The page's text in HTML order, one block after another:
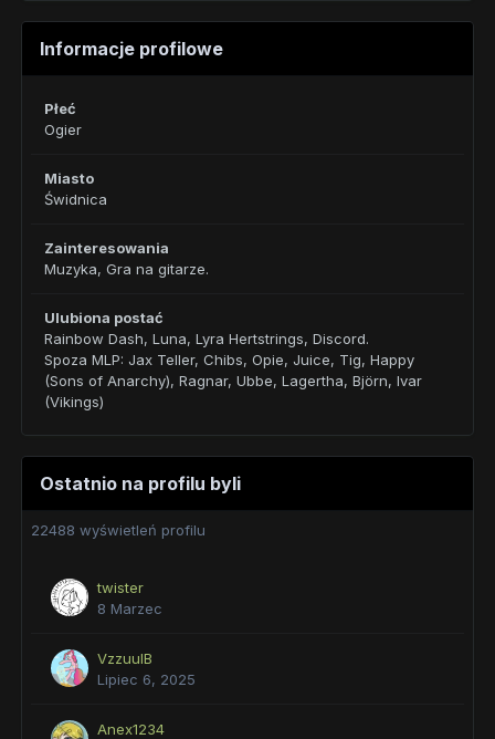
Informacje profilowe
Płeć
Ogier
Miasto
Świdnica
Zainteresowania
Muzyka, Gra na gitarze.
Ulubiona postać
Rainbow Dash, Luna, Lyra Hertstrings, Discord.
Spoza MLP: Jax Teller, Chibs, Opie, Juice, Tig, Happy
(Sons of Anarchy), Ragnar, Ubbe, Lagertha, Björn, Ivar
(Vikings)
Ostatnio na profilu byli
22488 wyświetleń profilu
twister
8 Marzec
VzzuuIB
Lipiec 6, 2025
Anex1234